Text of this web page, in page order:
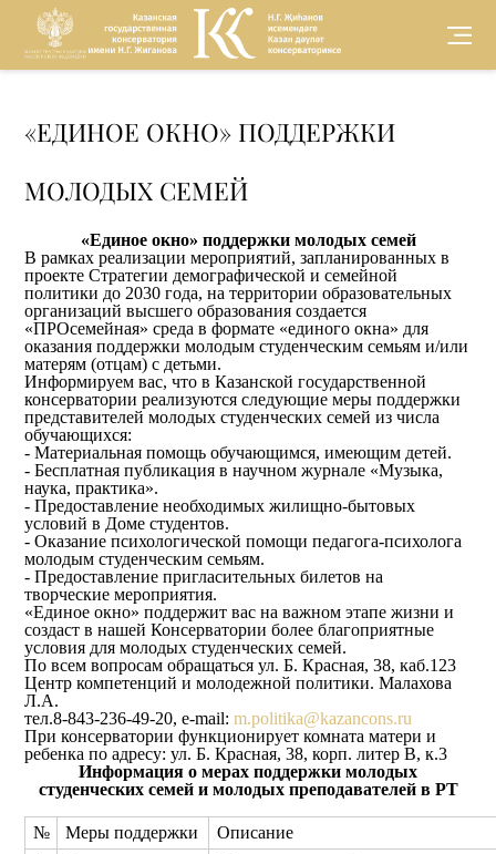
«ЕДИНОЕ ОКНО» ПОДДЕРЖКИ
МОЛОДЫХ СЕМЕЙ
«Единое окно» поддержки молодых семей
В рамках реализации мероприятий, запланированных в
проекте Стратегии демографической и семейной
политики до 2030 года, на территории образовательных
организаций высшего образования создается
«ПРОсемейная» среда в формате «единого окна» для
оказания поддержки молодым студенческим семьям и/или
матерям (отцам) с детьми.
Информируем вас, что в Казанской государственной
консерватории реализуются следующие меры поддержки
представителей молодых студенческих семей из числа
обучающихся:
- Материальная помощь обучающимся, имеющим детей.
- Бесплатная публикация в научном журнале «Музыка,
наука, практика».
- Предоставление необходимых жилищно-бытовых
условий в Доме студентов.
- Оказание психологической помощи педагога-психолога
молодым студенческим семьям.
- Предоставление пригласительных билетов на
творческие мероприятия.
«Единое окно» поддержит вас на важном этапе жизни и
создаст в нашей Консерватории более благоприятные
условия для молодых студенческих семей.
По всем вопросам обращаться ул. Б. Красная, 38, каб.123
Центр компетенций и молодежной политики. Малахова
Л.А.
тел.8-843-236-49-20, e-mail:m.politika@kazancons.ru
При консерватории функционирует комната матери и
ребенка по адресу: ул. Б. Красная, 38, корп. литер В, к.3
Информация о мерах поддержки молодых
студенческих семей и молодых преподавателей в РТ
№ Меры поддержки
Описание
слабовидящих